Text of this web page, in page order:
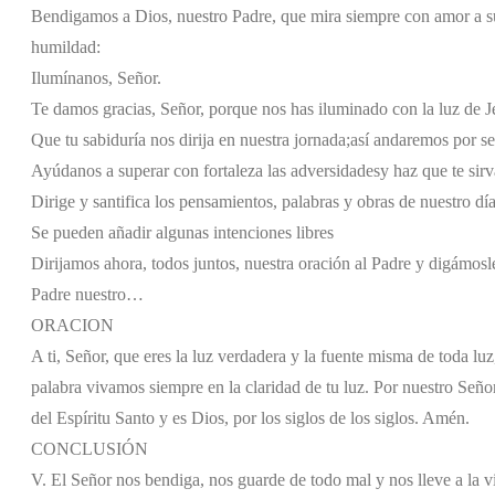
Bendigamos a Dios, nuestro Padre, que mira siempre con amor a
humildad:
Ilumínanos, Señor.
Te damos gracias, Señor, porque nos has iluminado con la luz de
Que tu sabiduría nos dirija en nuestra jornada;así andaremos por
Ayúdanos a superar con fortaleza las adversidadesy haz que te
Dirige y santifica los pensamientos, palabras y obras de nuestro día
Se pueden añadir algunas intenciones libres
Dirijamos ahora, todos juntos, nuestra oración al Padre y
Padre nuestro…
ORACION
A ti, Señor, que eres la luz verdadera y la fuente misma de toda
palabra vivamos siempre en la claridad de tu luz. Por nuestro
del Espíritu Santo y es Dios, por los siglos de los siglos. Amén.
CONCLUSIÓN
V. El Señor nos bendiga, nos guarde de todo mal y nos lleve a la